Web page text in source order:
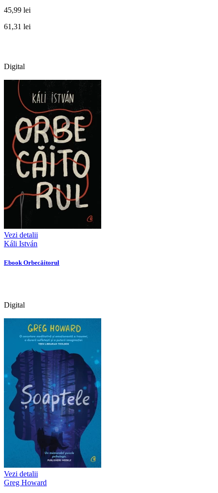
45,99 lei
61,31 lei
Digital
Vezi detalii
Káli István
Ebook Orbecăitorul
Digital
Vezi detalii
Greg Howard